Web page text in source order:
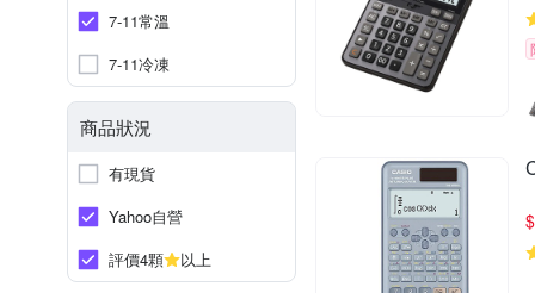
7-11常溫
7-11冷凍
商品狀況
有現貨
Yahoo自營
評價4顆
以上
$